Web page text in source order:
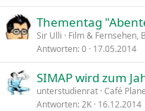
Thementag
Sir Ulli
Film & Fernsehen,
Antworten 0 17.05.2014
SIMAP wird zum
unterstudienrat Café
Antworten 2K 16.12.2014